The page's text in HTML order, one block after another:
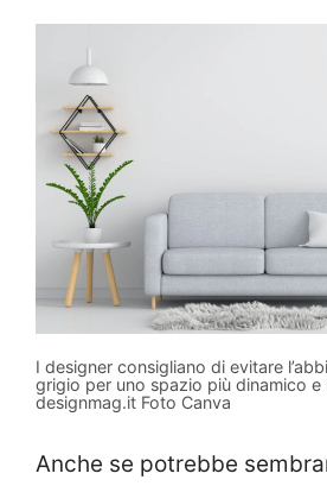
I designer consigliano di evitare
grigio per uno spazio più dinamico e
designmag.it Foto Canva
Anche se potrebbe